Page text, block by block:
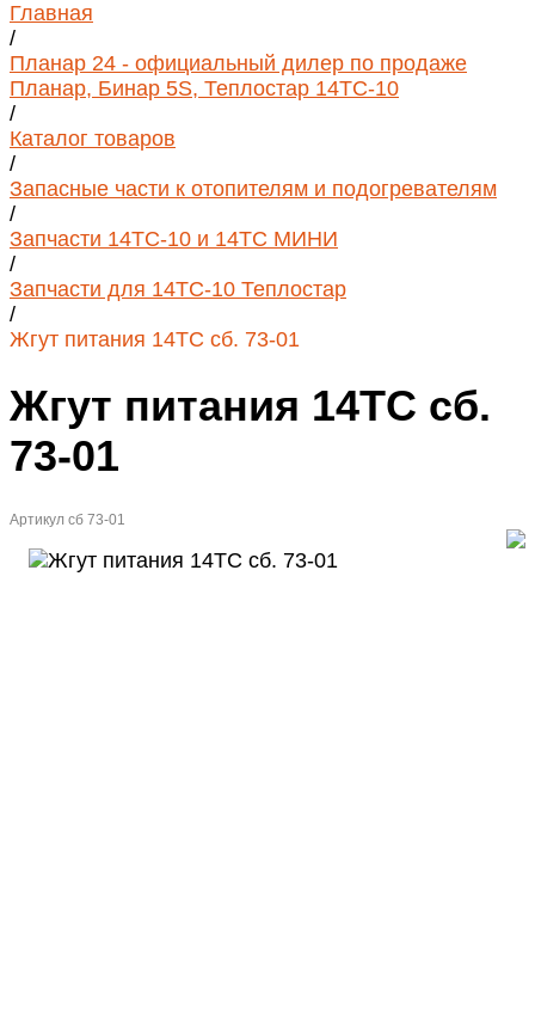
Главная
/
Планар 24 - официальный дилер по продаже
Планар, Бинар 5S, Теплостар 14ТС-10
/
Каталог товаров
/
Запасные части к отопителям и подогревателям
/
Запчасти 14ТС-10 и 14ТС МИНИ
/
Запчасти для 14ТС-10 Теплостар
/
Жгут питания 14ТС сб. 73-01
Жгут питания 14ТС сб.
73-01
Артикул сб 73-01